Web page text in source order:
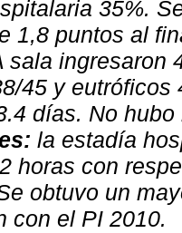
35%.
1,8 puntos al
sala ingresaron
45 y
días. No
la estadía
horas con
obtuvo un
con el PI 2010.